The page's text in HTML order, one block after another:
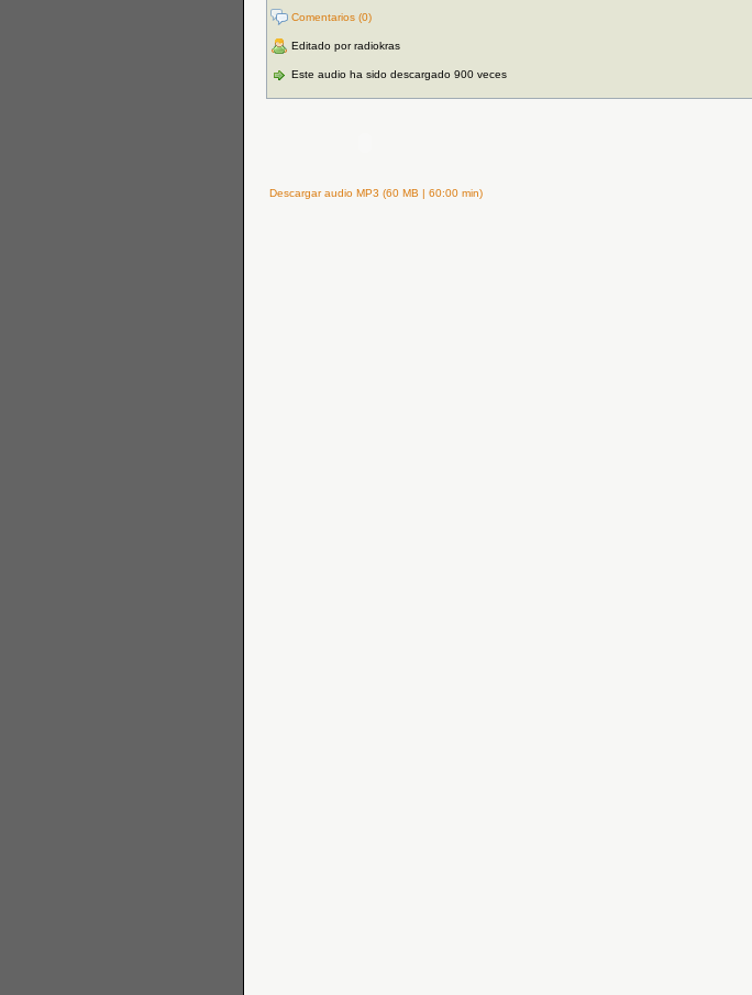
Comentarios (0)
Editado por radiokras
Este audio ha sido descargado 900 veces
Descargar audio MP3 (60 MB | 60:00 min)